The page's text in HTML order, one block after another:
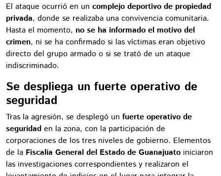
El ataque ocurrió en un complejo deportivo de propiedad
privada, donde se realizaba una convivencia comunitaria.
Hasta el momento, no se ha informado el motivo del
crimen, ni se ha confirmado si las víctimas eran objetivo
directo del grupo armado o si se trató de un ataque
indiscriminado.
Se despliega un fuerte operativo de
seguridad
Tras la agresión, se desplegó un fuerte operativo de
seguridad en la zona, con la participación de
corporaciones de los tres niveles de gobierno. Elementos
de la Fiscalía General del Estado de Guanajuato iniciaron
las investigaciones correspondientes y realizaron el